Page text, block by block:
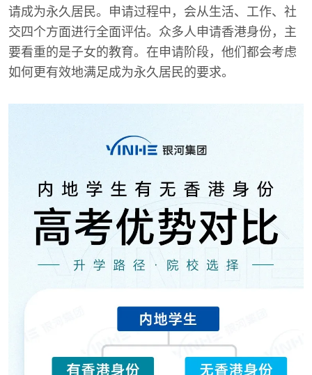
请成为永久居民。申请过程中，会从生活、工作、社
交四个方面进行全面评估。众多人申请香港身份，主
要看重的是子女的教育。在申请阶段，他们都会考虑
如何更有效地满足成为永久居民的要求。